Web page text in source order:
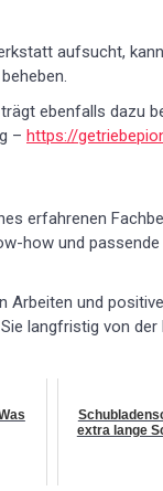
aufsucht,
ebenfalls dazu
– https://
erfahrenen
how und
und
langfristig von der
extra lange